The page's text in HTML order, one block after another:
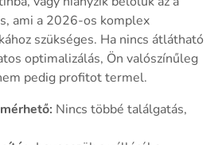
ami a 2026-os komplex
szükséges. Ha nincs átlátható
optimalizálás, Ön valószínűleg
pedig profitot termel.
Nincs többé találgatás,